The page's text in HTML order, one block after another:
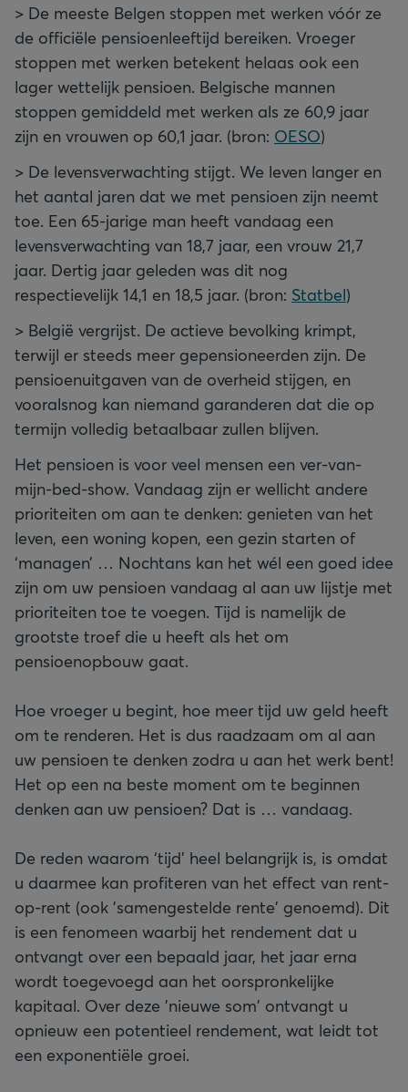
> De meeste Belgen stoppen met werken vóór ze
de officiële pensioenleeftijd bereiken. Vroeger
stoppen met werken betekent helaas ook een
lager wettelijk pensioen. Belgische mannen
stoppen gemiddeld met werken als ze 60,9 jaar
zijn en vrouwen op 60,1 jaar. (bron: OESO)
> De levensverwachting stijgt. We leven langer en
het aantal jaren dat we met pensioen zijn neemt
toe. Een 65-jarige man heeft vandaag een
levensverwachting van 18,7 jaar, een vrouw 21,7
jaar. Dertig jaar geleden was dit nog
respectievelijk 14,1 en 18,5 jaar. (bron: Statbel)
> België vergrijst. De actieve bevolking krimpt,
terwijl er steeds meer gepensioneerden zijn. De
pensioenuitgaven van de overheid stijgen, en
vooralsnog kan niemand garanderen dat die op
termijn volledig betaalbaar zullen blijven.
Het pensioen is voor veel mensen een ver-van-
mijn-bed-show. Vandaag zijn er wellicht andere
prioriteiten om aan te denken: genieten van het
leven, een woning kopen, een gezin starten of
‘managen’ … Nochtans kan het wél een goed idee
zijn om uw pensioen vandaag al aan uw lijstje met
prioriteiten toe te voegen. Tijd is namelijk de
grootste troef die u heeft als het om
pensioenopbouw gaat.
Hoe vroeger u begint, hoe meer tijd uw geld heeft
om te renderen. Het is dus raadzaam om al aan
uw pensioen te denken zodra u aan het werk bent!
Het op een na beste moment om te beginnen
denken aan uw pensioen? Dat is … vandaag.
De reden waarom ‘tijd’ heel belangrijk is, is omdat
u daarmee kan profiteren van het effect van rent-
op-rent (ook 'samengestelde rente' genoemd). Dit
is een fenomeen waarbij het rendement dat u
ontvangt over een bepaald jaar, het jaar erna
wordt toegevoegd aan het oorspronkelijke
kapitaal. Over deze 'nieuwe som' ontvangt u
opnieuw een potentieel rendement, wat leidt tot
een exponentiële groei.